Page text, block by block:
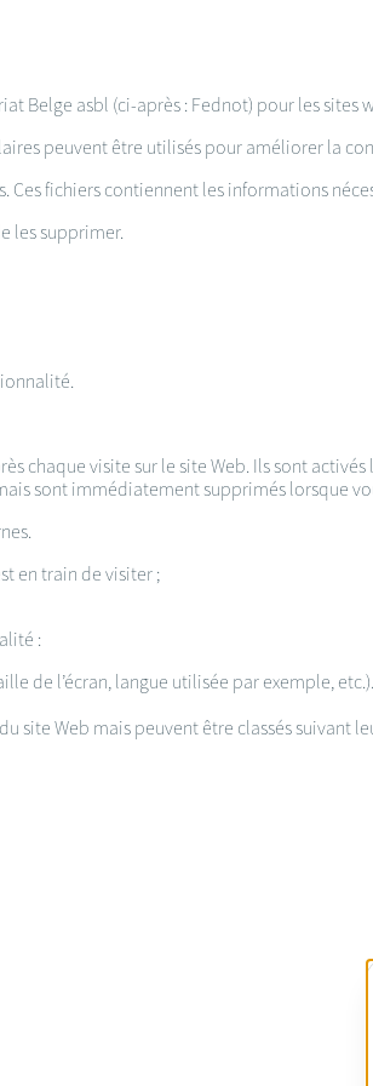
Belge asbl (ci-après : Fednot) pour les sites
peuvent être utilisés pour améliorer la
fichiers contiennent les informations
les supprimer.
chaque visite sur le site Web. Ils sont
sont immédiatement supprimés lorsque
en train de visiter ;
:
de l’écran, langue utilisée par exemple,
site Web mais peuvent être classés suivant